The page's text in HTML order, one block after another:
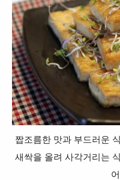
짭조름한 맛과 부드러운
새싹을 올려 사각거리는